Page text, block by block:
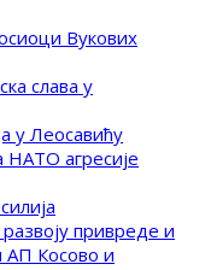
Вукових
слава у
у Леосавићу
агресије
привреде и
АП Косово и